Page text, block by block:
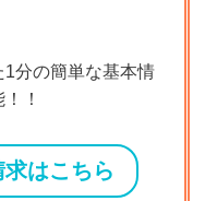
分の簡単な基本情
！
はこちら